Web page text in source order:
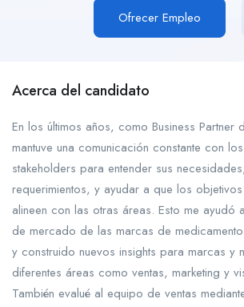
Ofrecer Empleo
Acerca del candidato
En los últimos años, como Business Partner
mantuve una comunicación constante con
stakeholders para entender sus
requerimientos, y ayudar a que los
alineen con las otras áreas. Esto me ayudó
de mercado de las marcas de
y construido nuevos insights para marcas y
diferentes áreas como ventas, marketing y
También evalué al equipo de ventas mediante